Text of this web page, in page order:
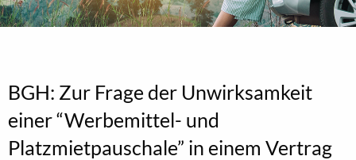
BGH: Zur Frage der Unwirksamkeit
einer “Werbemittel- und
Platzmietpauschale” in einem Vertrag